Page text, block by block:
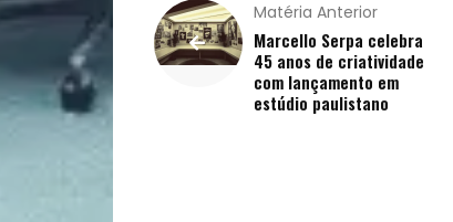
QualidadeMatéria Anterior
Marcello Serpa celebra
45 anos de criatividade
com lançamento em
estúdio paulistano